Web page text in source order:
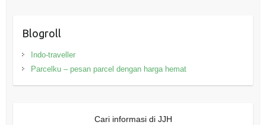
Blogroll
Indo-traveller
Parcelku – pesan parcel dengan harga hemat
Cari informasi di JJH